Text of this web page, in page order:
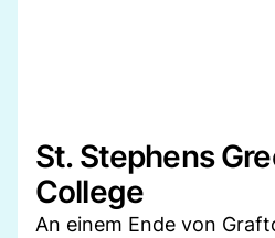
St. Stephens
College
An einem Ende von